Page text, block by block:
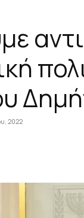
2022